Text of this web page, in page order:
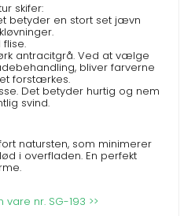
skifer:
betyder en stort set jævn
flise.
antracitgrå. Ved at vælge
bliver farverne
forstærkes.
Det betyder hurtig og nem
svind.
natursten, som minimerer
i overfladen. En perfekt
vare nr. SG-193 >>